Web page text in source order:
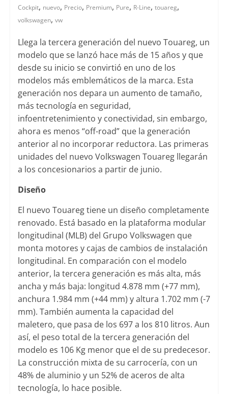
Cockpit, nuevo, Precio, Premium, Pure, R-Line, touareg,
volkswagen, vw
Llega la tercera generación del nuevo Touareg, un
modelo que se lanzó hace más de 15 años y que
desde su inicio se convirtió en uno de los
modelos más emblemáticos de la marca. Esta
generación nos depara un aumento de tamaño,
más tecnología en seguridad,
infoentretenimiento y conectividad, sin embargo,
ahora es menos “off-road” que la generación
anterior al no incorporar reductora. Las primeras
unidades del nuevo Volkswagen Touareg llegarán
a los concesionarios a partir de junio.
Diseño
El nuevo Touareg tiene un diseño completamente
renovado. Está basado en la plataforma modular
longitudinal (MLB) del Grupo Volkswagen que
monta motores y cajas de cambios de instalación
longitudinal. En comparación con el modelo
anterior, la tercera generación es más alta, más
ancha y más baja: longitud 4.878 mm (+77 mm),
anchura 1.984 mm (+44 mm) y altura 1.702 mm (-7
mm). También aumenta la capacidad del
maletero, que pasa de los 697 a los 810 litros. Aun
así, el peso total de la tercera generación del
modelo es 106 Kg menor que el de su predecesor.
La construcción mixta de su carrocería, con un
48% de aluminio y un 52% de aceros de alta
tecnología, lo hace posible.